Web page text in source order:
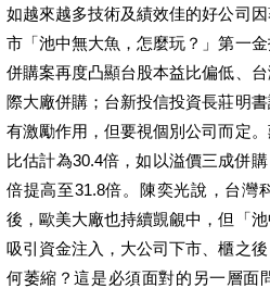
如越來越多技術及績效佳的好公司
市「池中無大魚，怎麼玩？」第一
併購案再度凸顯台股本益比偏低、
際大廠併購；台新投信投資長莊明
有激勵作用，但要視個別公司而定
比估計為30.4倍，如以溢價三成併
倍提高至31.8倍。陳奕光說，台灣
後，歐美大廠也持續覬覦中，但「
吸引資金注入，大公司下市、櫃之
何萎縮？這是必須面對的另一層面